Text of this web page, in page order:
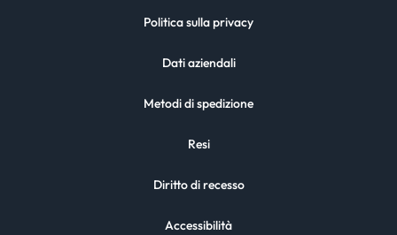
Politica sulla privacy
Dati aziendali
Metodi di spedizione
Resi
Diritto di recesso
Accessibilità